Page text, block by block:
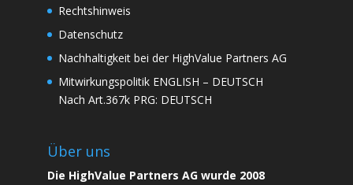
Rechtshinweis
Datenschutz
Nachhaltigkeit bei der HighValue Partners AG
Mitwirkungspolitik ENGLISH – DEUTSCH
Nach Art.367k PRG: DEUTSCH
Über uns
Die HighValue Partners AG wurde 2008